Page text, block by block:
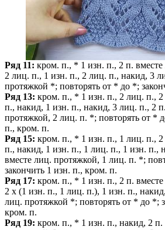
Ряд 11: кром. п., * 1 изн. п., 2 п.
2 лиц. п., 1 изн. п., 2 лиц. п., накид, 3
протяжкой *; повторять от * до *;
Ряд 13: кром. п., * 1 изн. п., 2 лиц. п.,
п., накид, 1 изн. п., накид, 3 лиц. п., 2
протяжкой, 2 лиц. п. *; повторять от *
п., кром. п.
Ряд 15: кром. п., * 1 изн. п., 1 лиц. п.,
п., накид, 1 изн. п., 1 лиц. п., 1 изн. п.,
вместе лиц. протяжкой, 1 лиц. п. *;
закончить 1 изн. п., кром. п.
Ряд 17: кром. п., * 1 изн. п., 2 п.
2 х (1 изн. п., 1 лиц. п.), 1 изн. п.,
лиц. протяжкой *; повторять от * до *;
кром. п.
Ряд 19: кром. п., * 1 изн. п., накид, 2 п.